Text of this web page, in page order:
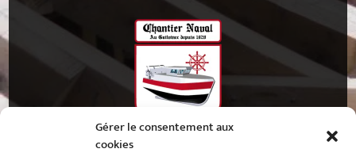
Gérer le consentement aux
cookies